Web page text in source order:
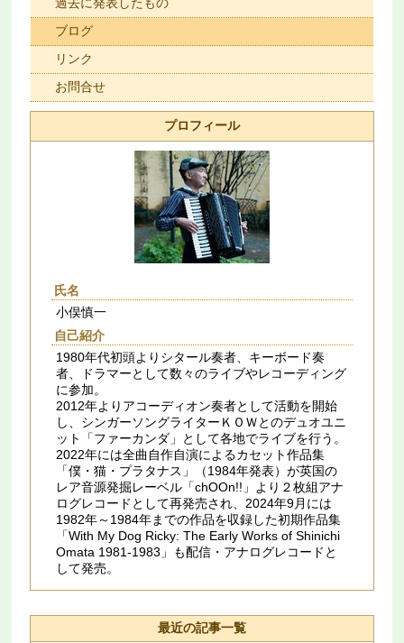
ブログ
リンク
お問合せ
プロフィール
氏名
小俣慎一
自己紹介
1980年代初頭よりシタール奏者、キーボード奏
者、ドラマーとして数々のライブやレコーディング
に参加。
2012年よりアコーディオン奏者として活動を開始
し、シンガーソングライターＫＯＷとのデュオユニ
ット「ファーカンダ」として各地でライブを行う。
2022年には全曲自作自演によるカセット作品集
「僕・猫・プラタナス」（1984年発表）が英国の
レア音源発掘レーベル「chOOn!!」より２枚組アナ
ログレコードとして再発売され、2024年9月には
1982年～1984年までの作品を収録した初期作品集
「With My Dog Ricky: The Early Works of Shinichi
Omata 1981​-​1983」も配信・アナログレコードと
して発売。
最近の記事一覧